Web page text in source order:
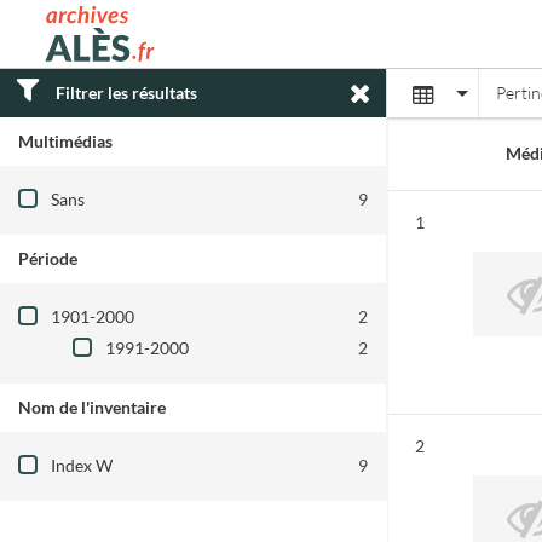
Archives municipales d'Alès
Filtrer les résultats
Multimédias
Filtre les résultats par : Multimédias
Sans 9
Période
Filtre les résultats par : Période
1901-2000
2
1991-2000
2
Nom de l'inventaire
Filtre les résultats par : Nom de l'inventaire
Index W 9
Affichage
Résultat n°
1
Résultat n°
2